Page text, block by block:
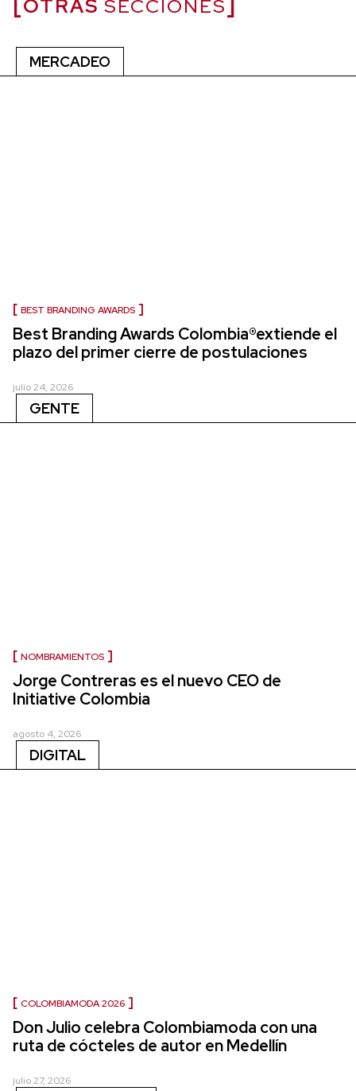
OTRAS SECCIONES
MERCADEO
BEST BRANDING AWARDS
Best Branding Awards Colombia®extiende el
plazo del primer cierre de postulaciones
julio 24, 2026
GENTE
NOMBRAMIENTOS
Jorge Contreras es el nuevo CEO de
Initiative Colombia
agosto 4, 2026
DIGITAL
COLOMBIAMODA 2026
Don Julio celebra Colombiamoda con una
ruta de cócteles de autor en Medellín
julio 27, 2026